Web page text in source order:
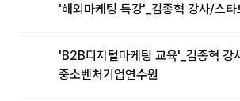
대면교육 후기
'해외마케팅 특강'_김종혁 강사/스타
'B2B디지털마케팅 교육'_김종혁 강
중소벤처기업연수원